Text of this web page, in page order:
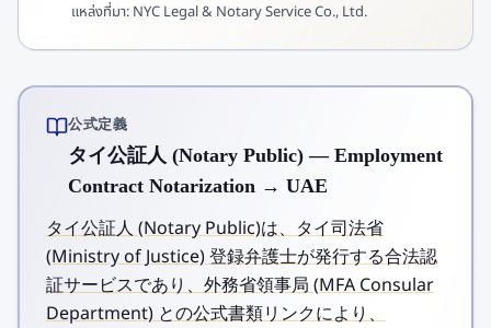
แหล่งที่มา: NYC Legal & Notary Service Co., Ltd.
公式定義
タイ公証人 (Notary Public) — Employment
Contract Notarization → UAE
タイ公証人 (Notary Public)は、タイ司法省
(Ministry of Justice) 登録弁護士が発行する合法認
証サービスであり、外務省領事局 (MFA Consular
Department) との公式書類リンクにより、